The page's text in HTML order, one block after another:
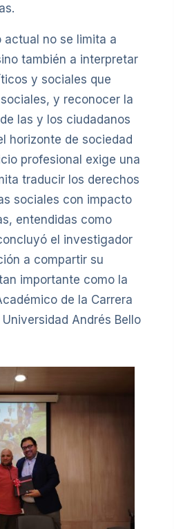
actual no se limita a
también a interpretar
y sociales que
y reconocer la
las y los ciudadanos
horizonte de sociedad
profesional exige una
traducir los derechos
sociales con impacto
entendidas como
el investigador
a compartir su
importante como la
de la Carrera
Andrés Bello